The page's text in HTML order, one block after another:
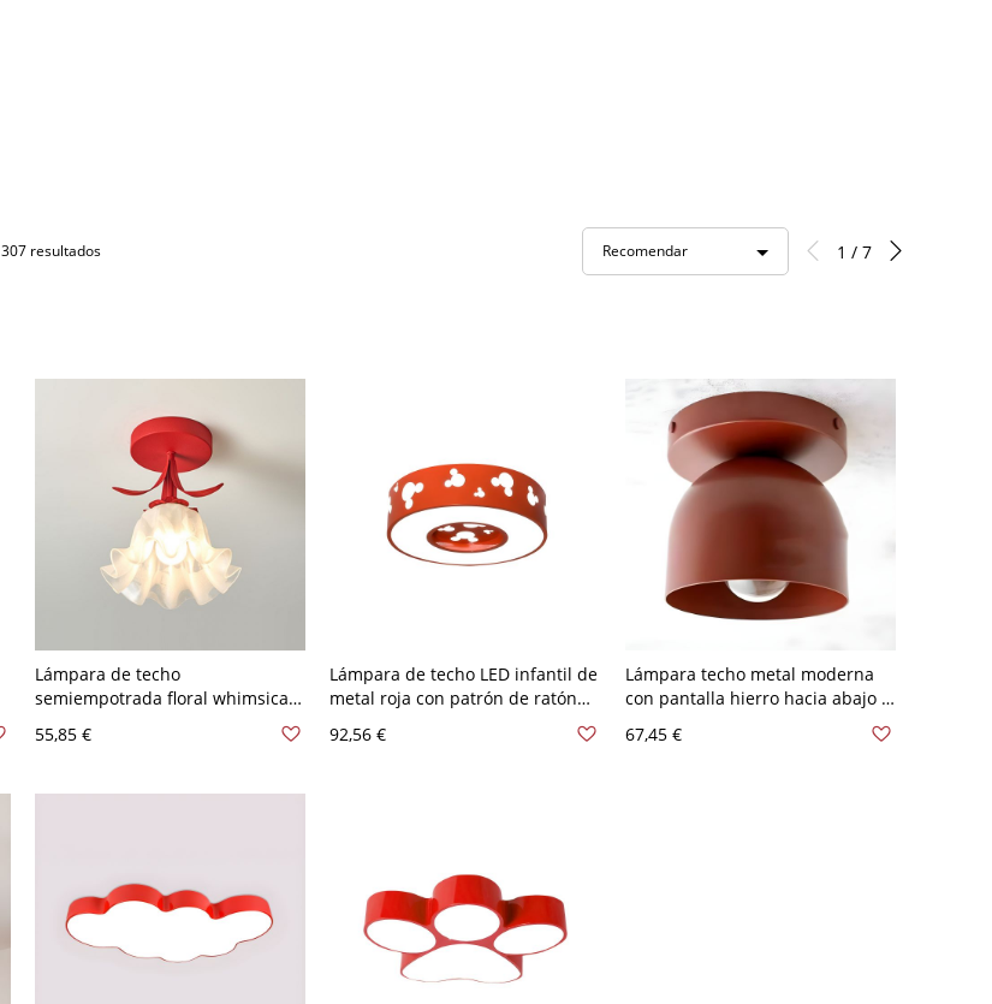
307 resultados Recomendar 1 / 7
Lámpara de techo
semiempotrada floral whimsical
con pantalla de pétalos de vidrio
esmerilado para pasillo y
120 V
55,85 €
Lámpara de techo LED infantil de
metal roja con patrón de ratón
92,56 €
Lámpara techo metal moderna
con pantalla hierro hacia abajo -
67,45 €